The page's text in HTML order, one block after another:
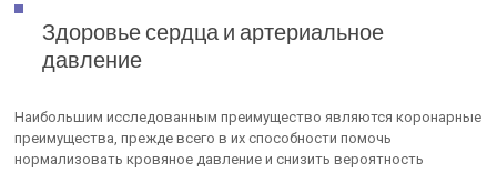
Здоровье сердца и артериальное
давление
Наибольшим исследованным преимущество являются коронарные
преимущества, прежде всего в их способности помочь
нормализовать кровяное давление и снизить вероятность